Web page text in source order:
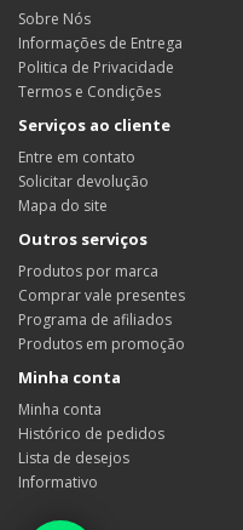
Sobre Nós
Informações de Entrega
Politica de Privacidade
Termos e Condições
Serviços ao cliente
Entre em contato
Solicitar devolução
Mapa do site
Outros serviços
Produtos por marca
Comprar vale presentes
Programa de afiliados
Produtos em promoção
Minha conta
Minha conta
Histórico de pedidos
Lista de desejos
Informativo